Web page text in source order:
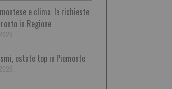
e clima: le richieste
in Regione
estate top in Piemonte